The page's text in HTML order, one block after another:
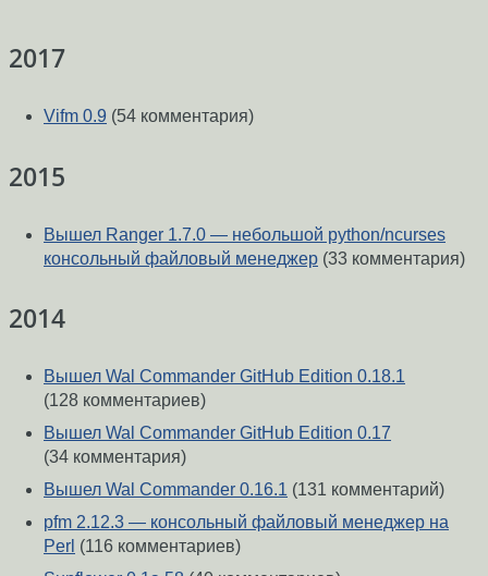
2017
Vifm 0.9 (54 комментария)
2015
Вышел Ranger 1.7.0 — небольшой python/ncurses
консольный файловый менеджер (33 комментария)
2014
Вышел Wal Commander GitHub Edition 0.18.1
(128 комментариев)
Вышел Wal Commander GitHub Edition 0.17
(34 комментария)
Вышел Wal Commander 0.16.1 (131 комментарий)
pfm 2.12.3 — консольный файловый менеджер на
Perl (116 комментариев)